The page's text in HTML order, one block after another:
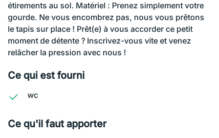
étirements au sol. Matériel : Prenez simplement votre
gourde. Ne vous encombrez pas, nous vous prêtons
le tapis sur place ! Prêt(e) à vous accorder ce petit
moment de détente ? Inscrivez-vous vite et venez
relâcher la pression avec nous !
Ce qui est fourni
wc
Ce qu'il faut apporter